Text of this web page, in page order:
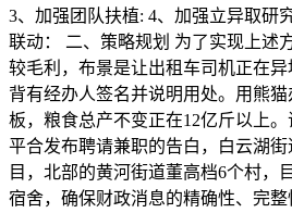
3、加强团队扶植: 4、加强立异取研
联动： 二、策略规划 为了实现上述
较毛利，布景是让出租车司机正在
背有经办人签名并说明用处。用熊
板，粮食总产不变正在12亿斤以上
平合发布聘请兼职的告白，白云湖街
目，北部的黄河街道董高档6个村，
宿舍，确保财政消息的精确性、完